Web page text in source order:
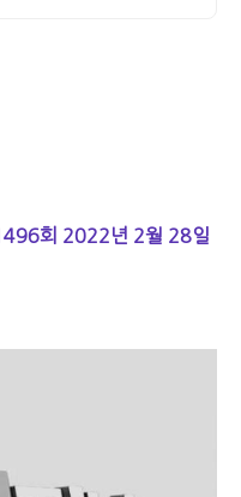
회 2022년 2월 28일